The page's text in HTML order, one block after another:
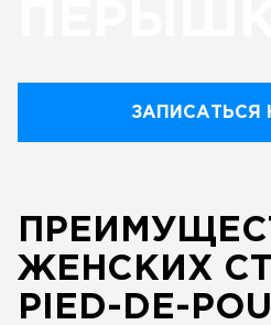
ЗАПИСАТЬСЯ
ЖЕНСКИХ
PIED-DE-